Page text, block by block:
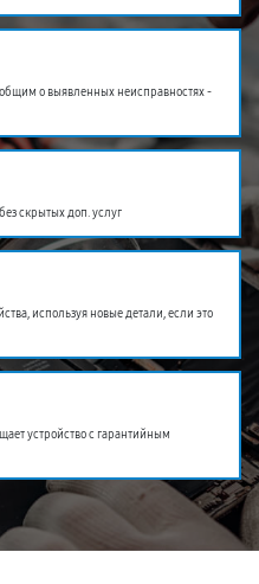
о выявленных неисправностях -
скрытых доп. услуг
используя новые детали, если это
устройство с гарантийным